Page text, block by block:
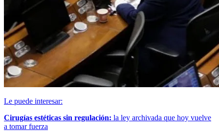
Le puede interesar:
Cirugías estéticas sin regulación: la ley archivada que hoy vuelve
a tomar fuerza